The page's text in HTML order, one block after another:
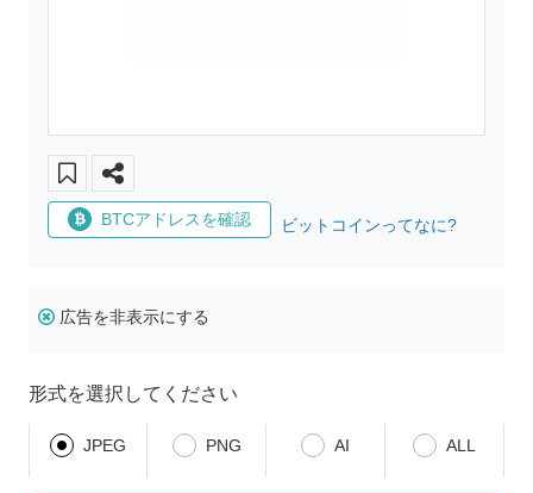
BTCアドレスを確認 ビットコインってなに?
広告を非表示にする
形式を選択してください
JPEG PNG AI ALL